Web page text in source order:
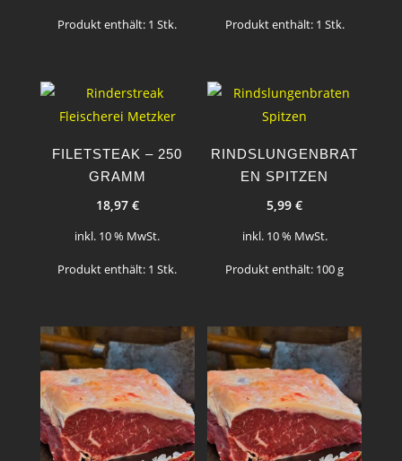
Produkt enthält: 1Stk. Produkt enthält: 1 Stk.
FILETSTEAK – 250
GRAMM
18,97 €
inkl. 10 % MwSt.
Produkt enthält: 1Stk.
RINDSLUNGENBRAT
EN SPITZEN
5,99€
inkl. 10 % MwSt.
Produkt enthält: 100g